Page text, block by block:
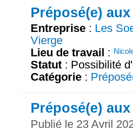
Préposé(e)
Entreprise : Les
Vierge
Lieu de travail :
Statut : Possibilité
Catégorie :
Préposé(e)
Publié le 23 Avril